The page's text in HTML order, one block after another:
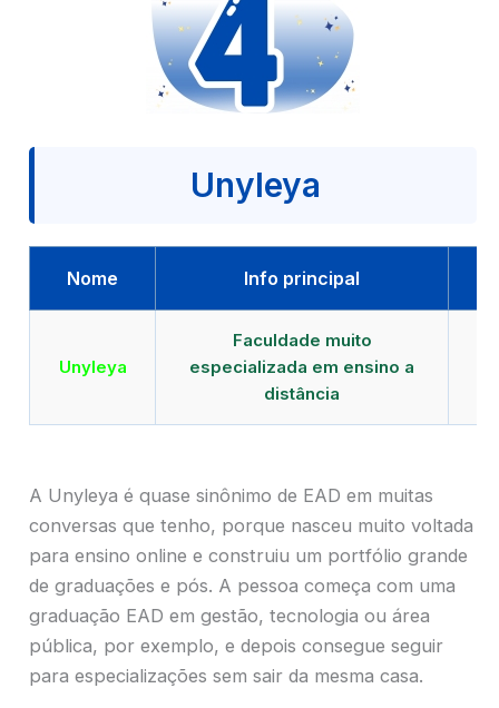
Unyleya
Nome Info principal
Unyleya
Faculdade muito
especializada em ensino a
distância
A Unyleya é quase sinônimo de EAD em muitas
conversas que tenho, porque nasceu muito voltada
para ensino online e construiu um portfólio grande
de graduações e pós. A pessoa começa com uma
graduação EAD em gestão, tecnologia ou área
pública, por exemplo, e depois consegue seguir
para especializações sem sair da mesma casa.